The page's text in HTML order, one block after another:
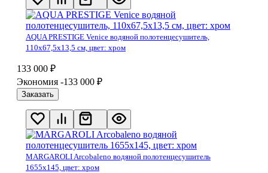
AQUA PRESTIGE Venice водяной полотенцесушитель,
110х67,5х13,5 см, цвет: хром
133 000 ₽
Экономия -133 000 ₽
Заказать
MARGAROLI Arcobaleno водяной полотенцесушитель
1655х145, цвет: хром